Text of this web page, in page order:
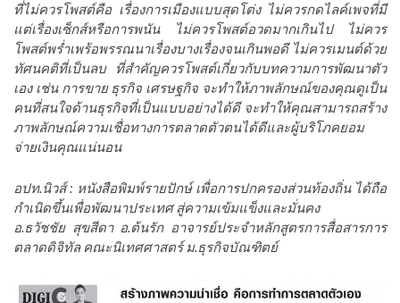
ที่ไม่ควรโพสต์คือ เรื่องการเมืองแบบสุดโต่งไม่ควรกดไลค์เพจที่มี
แต่เรื่องเซ็กส์หรือการพนัน ไม่ควรโพสต์อวดมากเกินไป ไม่ควร
โพสต์พร่ำเพร้อพรรณนาเรื่องบางเรื่องจนเกินพอดี ไม่ควรเมนต์ด้วย
ทัศนคติที่เป็นลบ ที่สำคัญควรโพสต์เกี่ยวกับบทความการพัฒนาตัว
เอง เช่น การขาย ธุรกิจ เศรษฐกิจ จะทำให้ภาพลักษณ์ของคุณดูเป็น
คนที่สนใจด้านธุรกิจที่เป็นแบบอย่างได้ดี จะทำให้คุณสามารถสร้าง
ภาพลักษณ์ความเชื่อทางการตลาดตัวตนได้ดีและผู้บริโภคยอม
จ่ายเงินคุณแน่นอน
อปท.นิวส์ : หนังสือพิมพ์รายปักษ์ เพื่อการปกครองส่วนท้องถิ่น ได้ถือ
กำเนิดขึ้นเพื่อพัฒนาประเทศ สู่ความเข้มแข็งและมั่นคง
อ.ธวัชชัย สุขสีดา อ.ต้นรัก อาจารย์ประจำหลักสูตรการสื่อสารการ
ตลาดดิจิทัล คณะนิเทศศาสตร์ ม.ธุรกิจบัณฑิตย์